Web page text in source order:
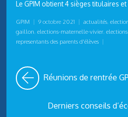
Le GPIM obtient 4 sièges titulaires
GPIM | 9 octobre 2021 | actualités,
gaillon,elections-maternelle-vivier,
representants des parents d'élèves |
Réunions de rentrée
Derniers conseils